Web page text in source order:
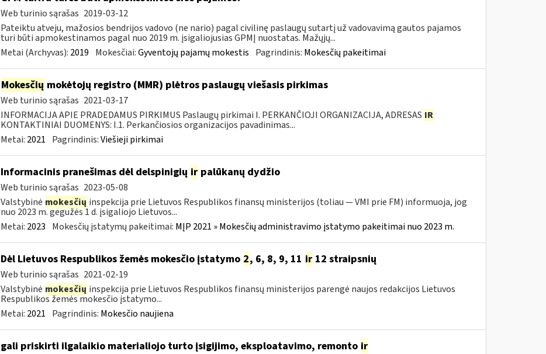
Web turinio sąrašas 2019-03-12
Pateiktu atveju, mažosios bendrijos vadovo (ne nario) pagal civilinę paslaugų sutartį už vadovavimą gautos pajamos
turi būti apmokestinamos pagal nuo 2019 m. įsigaliojusias GPMĮ nuostatas. Mažųjų...
Metai (Archyvas): 2019 Mokesčiai:Gyventojų pajamų mokestis Pagrindinis: Mokesčių pakeitimai
Mokesčių mokėtojų registro (MMR) plėtros paslaugų viešasis pirkimas
Web turinio sąrašas 2021-03-17
INFORMACIJA APIE PRADEDAMUS PIRKIMUS Paslaugų pirkimai I. PERKANČIOJI ORGANIZACIJA, ADRESAS IR
KONTAKTINIAI DUOMENYS: I.1. Perkančiosios organizacijos pavadinimas...
Metai: 2021 Pagrindinis:Viešieji pirkimai
Informacinis pranešimas dėl delspinigių irpalūkanų dydžio
Web turinio sąrašas 2023-05-08
Valstybinė mokesčių inspekcija prie Lietuvos Respublikos finansų ministerijos (toliau — VMI prie FM) informuoja, jog
nuo 2023 m. gegužės 1 d. įsigaliojo Lietuvos...
Metai: 2023 Mokesčių įstatymų pakeitimai: MĮP 2021 » Mokesčių administravimo įstatymo pakeitimai nuo 2023 m.
Dėl Lietuvos Respublikos žemės mokesčio įstatymo 2, 6, 8, 9, 11 ir12 straipsnių
Web turinio sąrašas 2021-02-19
Valstybinė mokesčių inspekcija prie Lietuvos Respublikos finansų ministerijos parengė naujos redakcijos Lietuvos
Respublikos žemės mokesčio įstatymo...
Metai: 2021 Pagrindinis: Mokesčio naujiena
gali priskirti ilgalaikio materialiojo turto įsigijimo, eksploatavimo, remonto ir